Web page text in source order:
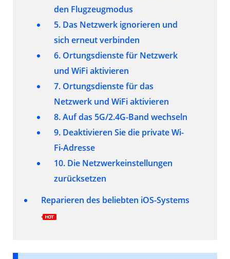
den Flugzeugmodus
5. Das Netzwerk ignorieren und
sich erneut verbinden
6. Ortungsdienste für Netzwerk
und WiFi aktivieren
7. Ortungsdienste für das
Netzwerk und WiFi aktivieren
8. Auf das 5G/2.4G-Band wechseln
9. Deaktivieren Sie die private Wi-
Fi-Adresse
10. Die Netzwerkeinstellungen
zurücksetzen
Reparieren des beliebten iOS-Systems